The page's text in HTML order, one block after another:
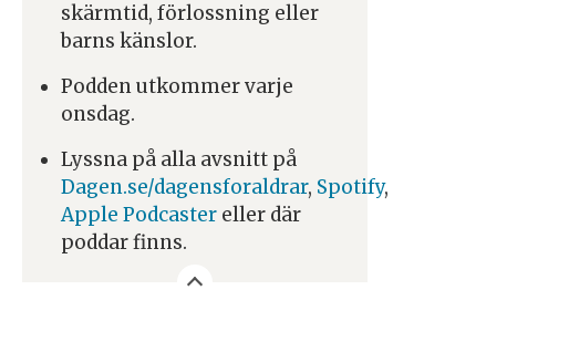
skärmtid, förlossning eller
barns känslor.
Podden utkommer varje
onsdag.
Lyssna på alla avsnitt på
Dagen.se/dagensforaldrar, Spotify,
Apple Podcaster eller där
poddar finns.